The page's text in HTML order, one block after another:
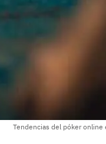
Tendencias del póker